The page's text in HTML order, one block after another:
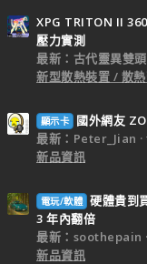
XPG TRITON II
壓力實測
最新：古代靈異雙
新型散熱裝置 / 散
顯示卡
國外網友
最新：Peter_Jian
新品資訊
電玩/軟體 硬體貴到
3 年內翻倍
最新：soothepain
新品資訊